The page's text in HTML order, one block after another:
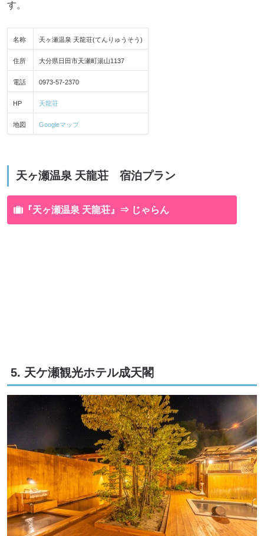
す。
名称 天ヶ瀬温泉 天龍荘(てんりゅうそう)
住所 大分県日田市天瀬町湯山1137
電話 0973-57-2370
HP 天龍荘
地図 Googleマップ
天ヶ瀬温泉 天龍荘 宿泊プラン
『天ヶ瀬温泉 天龍荘』⇒ じゃらん
5. 天ケ瀬観光ホテル成天閣